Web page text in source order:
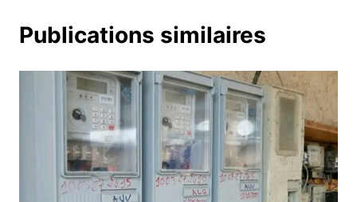
Publications similaires